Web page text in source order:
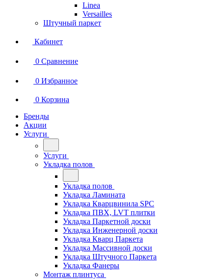
Linea
Versailles
Штучный паркет
Кабинет
0 Сравнение
0 Избранное
0 Корзина
Бренды
Акции
Услуги
Услуги
Укладка полов
Укладка полов
Укладка Ламината
Укладка Кварцвинила SPC
Укладка ПВХ, LVT плитки
Укладка Паркетной доски
Укладка Инженерной доски
Укладка Кварц Паркета
Укладка Массивной доски
Укладка Штучного Паркета
Укладка Фанеры
Монтаж плинтуса